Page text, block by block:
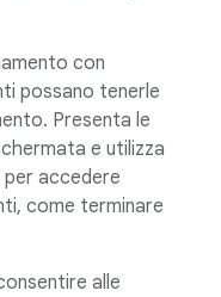
con
possano tenerle
Presenta le
e utilizza
per accedere
come terminare
alle